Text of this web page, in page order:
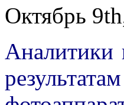
Октябрь
Аналитики